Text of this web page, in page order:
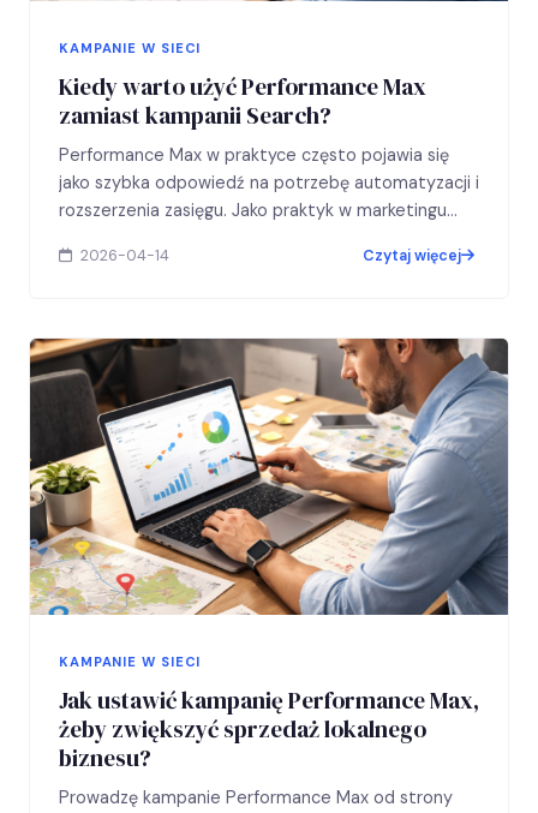
KAMPANIE W SIECI
Kiedy warto użyć Performance Max
zamiast kampanii Search?
Performance Max w praktyce często pojawia się
jako szybka odpowiedź na potrzebę automatyzacji i
rozszerzenia zasięgu. Jako praktyk w marketingu
2026-04-14 Czytaj więcej
KAMPANIE W SIECI
Jak ustawić kampanię Performance Max,
żeby zwiększyć sprzedaż lokalnego
biznesu?
Prowadzę kampanie Performance Max od strony